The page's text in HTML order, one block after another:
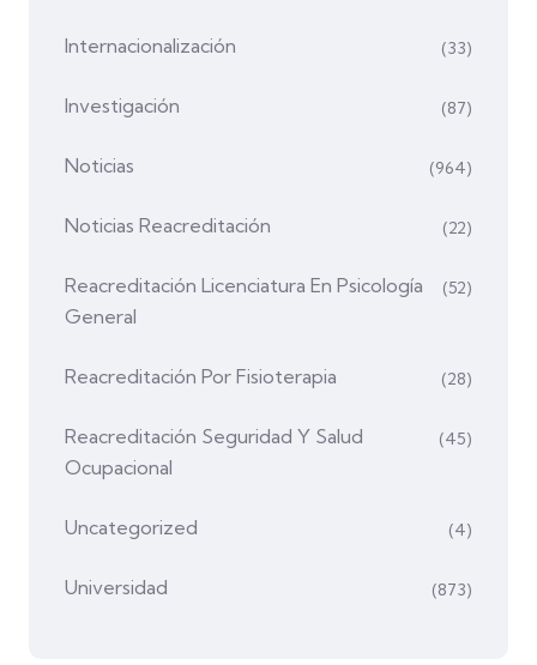
Internacionalización (33)
Investigación (87)
Noticias (964)
Noticias Reacreditación (22)
Reacreditación Licenciatura En Psicología
General
(52)
Reacreditación Por Fisioterapia (28)
Reacreditación Seguridad Y Salud
Ocupacional
(45)
Uncategorized (4)
Universidad (873)